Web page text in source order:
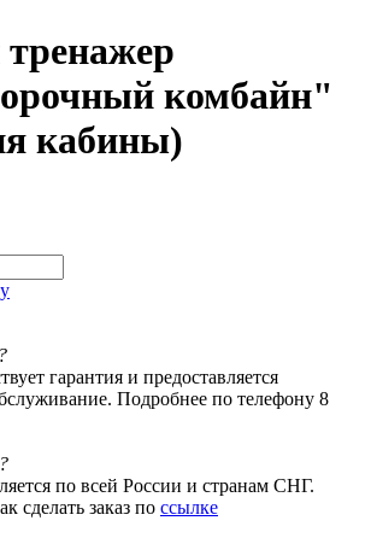
комбайн"
кабины)
?
гарантия и предоставляется
Подробнее по телефону 8
?
по всей России и странам СНГ.
сделать заказ по ссылке